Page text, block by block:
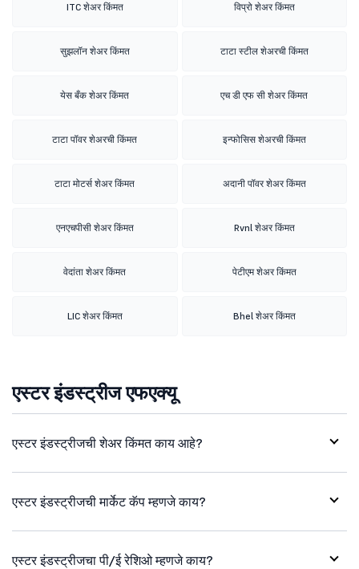
ITC शेअर किंमत विप्रो शेअर किंमत
सुझलॉन शेअर किंमत टाटा स्टील शेअरची किंमत
येस बँक शेअर किंमत एच डी एफ सी शेअर किंमत
टाटा पॉवर शेअरची किंमत इन्फोसिस शेअरची किंमत
टाटा मोटर्स शेअर किंमत अदानी पॉवर शेअर किंमत
एनएचपीसी शेअर किंमत Rvnl शेअर किंमत
वेदांता शेअर किंमत पेटीएम शेअर किंमत
LIC शेअर किंमत Bhel शेअर किंमत
एस्टर इंडस्ट्रीज एफएक्यू
एस्टर इंडस्ट्रीजची शेअर किंमत काय आहे?
एस्टर इंडस्ट्रीजची मार्केट कॅप म्हणजे काय?
एस्टर इंडस्ट्रीजचा पी/ई रेशिओ म्हणजे काय?